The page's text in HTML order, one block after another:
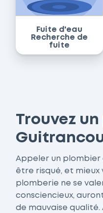
Fuite d'eau
Recherche de
fuite
Trouvez
Appeler un plombier
être risqué, et mieux
plomberie ne se
consciencieux,
de mauvaise qualité.